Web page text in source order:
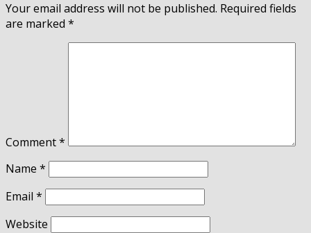
Your email address will not be published. Required fields
are marked *
Comment*
Name *
Email *
Website